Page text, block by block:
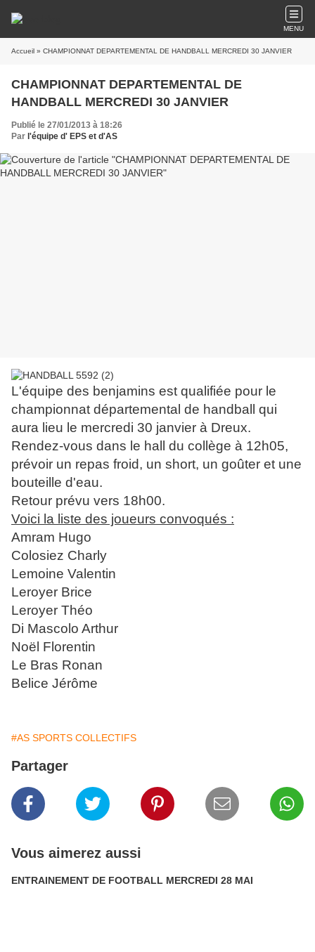
MENU
Accueil » CHAMPIONNAT DEPARTEMENTAL DE HANDBALL MERCREDI 30 JANVIER
CHAMPIONNAT DEPARTEMENTAL DE
HANDBALL MERCREDI 30 JANVIER
Publié le 27/01/2013 à 18:26
Par l'équipe d' EPS et d'AS
L'équipe des benjamins est qualifiée pour le
championnat départemental de handball qui
aura lieu le mercredi 30 janvier à Dreux.
Rendez-vous dans le hall du collège à 12h05,
prévoir un repas froid, un short, un goûter et une
bouteille d'eau.
Retour prévu vers 18h00.
Voici la liste des joueurs convoqués :
Amram Hugo
Colosiez Charly
Lemoine Valentin
Leroyer Brice
Leroyer Théo
Di Mascolo Arthur
Noël Florentin
Le Bras Ronan
Belice Jérôme
#AS SPORTS COLLECTIFS
Partager
Vous aimerez aussi
ENTRAINEMENT DE FOOTBALL MERCREDI 28 MAI